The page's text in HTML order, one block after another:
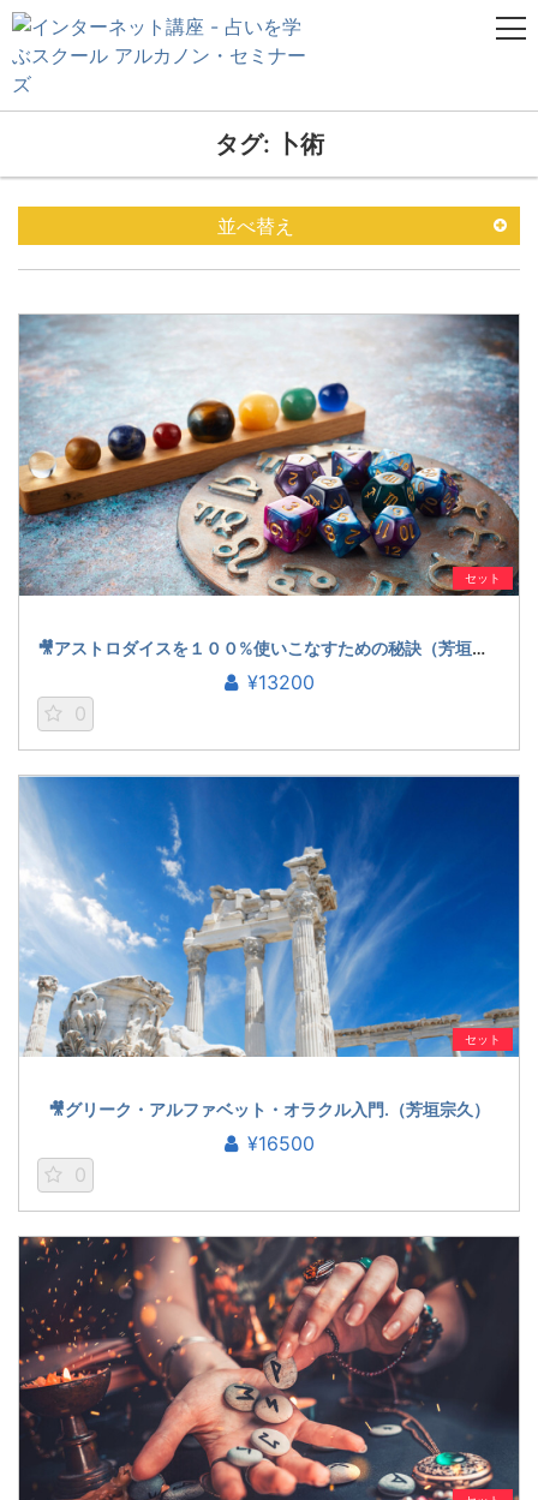
タグ: 卜術
並べ替え
セット
🎥アストロダイスを１００%使いこなすための秘訣（芳垣宗久）
¥13200
0
セット
🎥グリーク・アルファベット・オラクル入門.（芳垣宗久）
¥16500
0